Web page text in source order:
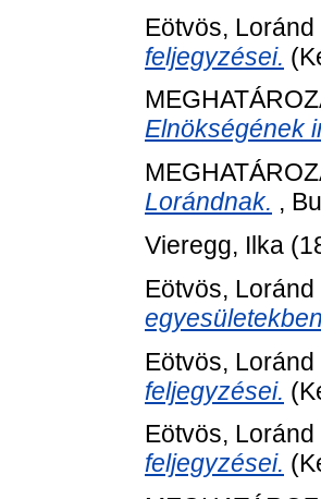
Eötvös, Loránd
feljegyzései.
Elnökségének
Lorándnak. ,
Vieregg, Ilka
Eötvös, Loránd
Eötvös, Loránd
feljegyzései.
Eötvös, Loránd
feljegyzései.